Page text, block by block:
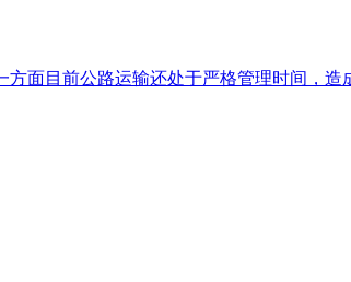
面目前公路运输还处于严格管理时间，